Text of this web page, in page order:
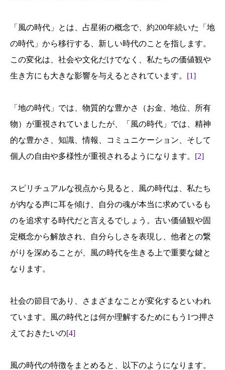
「風の時代」とは、占星術の概念で、約200年続いた「地
の時代」から移行する、新しい時代のことを指します。
この変化は、社会や文化だけでなく、私たちの価値観や
生き方にも大きな影響を与えるとされています。 [1]
「地の時代」では、物質的な豊かさ（お金、地位、所有
物）が重視されていましたが、「風の時代」では、精神
的な豊かさ、知識、情報、コミュニケーション、そして
個人の自由や多様性が重視されるようになります。 [2]
スピリチュアルな視点から見ると、風の時代は、私たち
が内なる声に耳を傾け、自分の魂が本当に求めているも
のを追求する時代だと言えるでしょう。古い価値観や固
定概念から解放され、自分らしさを表現し、他者との繋
がりを深めることが、風の時代を生きる上で重要な鍵と
なります。
社会の節目であり、さまざまなことが変化するといわれ
ています。風の時代とは何か理解するためにもう1つ押さ
えておきたいの[4]
風の時代の特徴をまとめると、以下のようになります。